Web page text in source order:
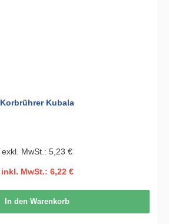
Korbrührer Kubala
exkl. MwSt.: 5,23 €
inkl. MwSt.: 6,22 €
In den Warenkorb